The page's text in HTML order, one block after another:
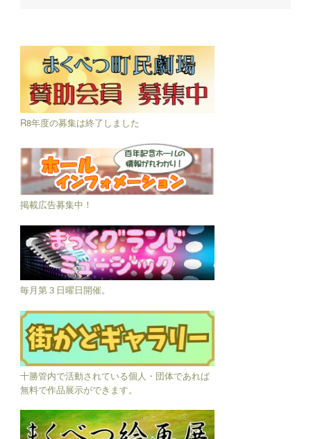
R8年度の募集は終了しました
掲載広告募集中！
毎月第３日曜日開催。
十勝管内で活動されている個人・団体であれば
無料で作品展示ができます。